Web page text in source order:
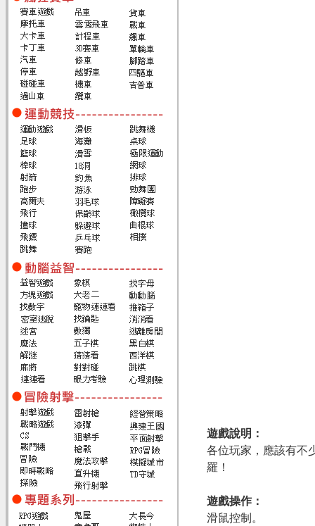
遊戲說明：
各位玩家，應該有不
羅！
遊戲操作：
滑鼠控制。